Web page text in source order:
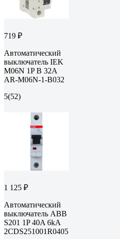
719 ₽
Автоматический
выключатель IEK
M06N 1P B 32А
AR-M06N-1-B032
5(52)
1 125 ₽
Автоматический
выключатель ABB
S201 1P 40A 6kA
2CDS251001R0405